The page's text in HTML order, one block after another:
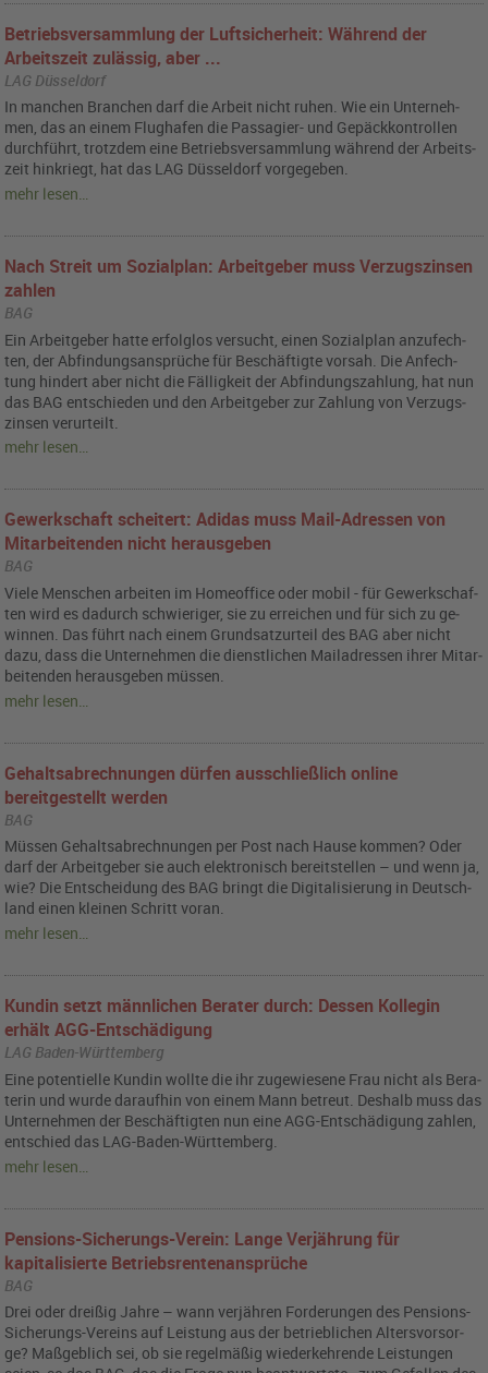
Betriebsversammlung der Luftsicherheit: Während der
Arbeitszeit zulässig, aber ...
LAG Düsseldorf
In man­chen Bran­chen darf die Ar­beit nicht ruhen. Wie ein Un­ter­neh­
men, das an einem Flug­ha­fen die Pas­sa­gier- und Ge­päck­kon­trol­len
durch­führt, trotz­dem eine Be­triebs­ver­samm­lung wäh­rend der Ar­beits­
zeit hin­kriegt, hat das LAG Düs­sel­dorf vor­ge­ge­ben.
mehr lesen…
Nach Streit um Sozialplan: Arbeitgeber muss Verzugszinsen
zahlen
BAG
Ein Ar­beit­ge­ber hatte er­folg­los ver­sucht, einen So­zi­al­plan an­zu­fech­
ten, der Ab­fin­dungs­an­sprü­che für Be­schäf­tig­te vor­sah. Die An­fech­
tung hin­dert aber nicht die Fäl­lig­keit der Ab­fin­dungs­zah­lung, hat nun
das BAG ent­schie­den und den Ar­beit­ge­ber zur Zah­lung von Ver­zugs­
zin­sen ver­ur­teilt.
mehr lesen…
Gewerkschaft scheitert: Adidas muss Mail-Adressen von
Mitarbeitenden nicht herausgeben
BAG
Viele Men­schen ar­bei­ten im Ho­me­of­fice oder mobil - für Ge­werk­schaf­
ten wird es da­durch schwie­ri­ger, sie zu er­rei­chen und für sich zu ge­
win­nen. Das führt nach einem Grund­satz­ur­teil des BAG aber nicht
dazu, dass die Un­ter­neh­men die dienst­li­chen Mail­adres­sen ihrer Mit­ar­
bei­ten­den her­aus­ge­ben müs­sen.
mehr lesen…
Gehaltsabrechnungen dürfen ausschließlich online
bereitgestellt werden
BAG
Müs­sen Ge­halts­ab­rech­nun­gen per Post nach Hause kom­men? Oder
darf der Ar­beit­ge­ber sie auch elek­tro­nisch be­reit­stel­len – und wenn ja,
wie? Die Ent­schei­dung des BAG bringt die Di­gi­ta­li­sie­rung in Deutsch­
land einen klei­nen Schritt voran.
mehr lesen…
Kundin setzt männlichen Berater durch: Dessen Kollegin
erhält AGG-Entschädigung
LAG Baden-Württemberg
Eine po­ten­ti­el­le Kun­din woll­te die ihr zu­ge­wie­se­ne Frau nicht als Be­ra­
te­rin und wurde dar­auf­hin von einem Mann be­treut. Des­halb muss das
Un­ter­neh­men der Be­schäf­tig­ten nun eine AGG-Ent­schä­di­gung zah­len,
ent­schied das LAG-Baden-Würt­tem­berg.
mehr lesen…
Pensions-Sicherungs-Verein: Lange Verjährung für
kapitalisierte Betriebsrentenansprüche
BAG
Drei oder drei­ßig Jahre – wann ver­jäh­ren For­de­run­gen des Pen­si­ons-
Si­che­rungs-Ver­eins auf Leis­tung aus der be­trieb­li­chen Al­ters­vor­sor­
ge? Ma­ß­geb­lich sei, ob sie re­gel­mä­ßig wie­der­keh­ren­de Leis­tun­gen